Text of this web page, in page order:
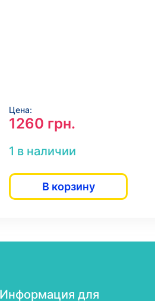
Цена:
1260 грн.
1 в наличии
В корзину
Информация для